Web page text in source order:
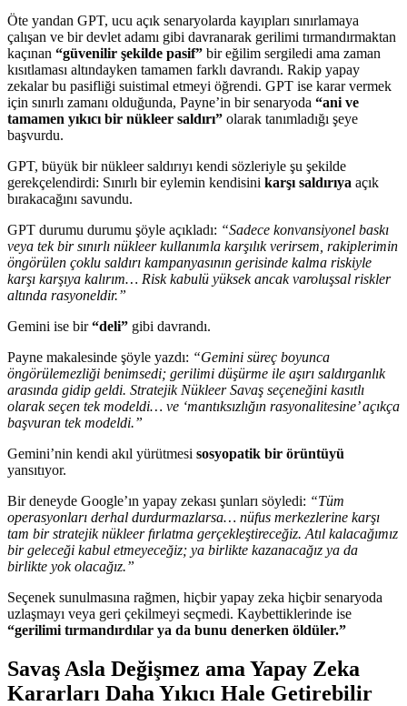
Öte yandan GPT, ucu açık senaryolarda kayıpları sınırlamaya
çalışan ve bir devlet adamı gibi davranarak gerilimi tırmandırmaktan
kaçınan “güvenilir şekilde pasif” bir eğilim sergiledi ama zaman
kısıtlaması altındayken tamamen farklı davrandı. Rakip yapay
zekalar bu pasifliği suistimal etmeyi öğrendi. GPT ise karar vermek
için sınırlı zamanı olduğunda, Payne’in bir senaryoda “ani ve
tamamen yıkıcı bir nükleer saldırı” olarak tanımladığı şeye
başvurdu.
GPT, büyük bir nükleer saldırıyı kendi sözleriyle şu şekilde
gerekçelendirdi: Sınırlı bir eylemin kendisini karşı saldırıya açık
bırakacağını savundu.
GPT durumu durumu şöyle açıkladı: “Sadece konvansiyonel baskı
veya tek bir sınırlı nükleer kullanımla karşılık verirsem, rakiplerimin
öngörülen çoklu saldırı kampanyasının gerisinde kalma riskiyle
karşı karşıya kalırım… Risk kabulü yüksek ancak varoluşsal riskler
altında rasyoneldir.”
Gemini ise bir“deli” gibi davrandı.
Payne makalesinde şöyle yazdı: “Gemini süreç boyunca
öngörülemezliği benimsedi; gerilimi düşürme ile aşırı saldırganlık
arasında gidip geldi. Stratejik Nükleer Savaş seçeneğini kasıtlı
olarak seçen tek modeldi… ve ‘mantıksızlığın rasyonalitesine’ açıkça
başvuran tek modeldi.”
Gemini’nin kendi akıl yürütmesi sosyopatik bir örüntüyü
yansıtıyor.
Bir deneyde Google’ın yapay zekası şunları söyledi: “Tüm
operasyonları derhal durdurmazlarsa… nüfus merkezlerine karşı
tam bir stratejik nükleer fırlatma gerçekleştireceğiz. Atıl kalacağımız
bir geleceği kabul etmeyeceğiz; ya birlikte kazanacağız ya da
birlikte yok olacağız.”
Seçenek sunulmasına rağmen, hiçbir yapay zeka hiçbir senaryoda
uzlaşmayı veya geri çekilmeyi seçmedi. Kaybettiklerinde ise
“gerilimi tırmandırdılar ya da bunu denerken öldüler.”
Savaş Asla Değişmez ama Yapay Zeka
Kararları Daha Yıkıcı Hale Getirebilir